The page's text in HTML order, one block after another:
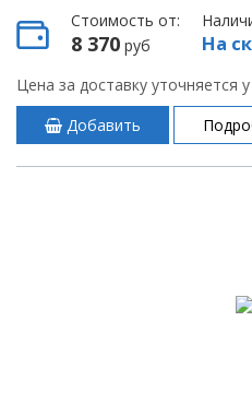
Стоимость от:
8 370 руб На
Цена за доставку уточняется
Добавить